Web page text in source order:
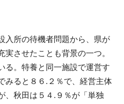
入所の待機者問題から、県が
実させたことも背景の一つ。
る。特養と同一施設で運営す
みると８６.２％で、経営主体
、秋田は５４.９％が「単独